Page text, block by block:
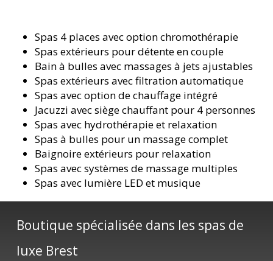
Spas 4 places avec option chromothérapie
Spas extérieurs pour détente en couple
Bain à bulles avec massages à jets ajustables
Spas extérieurs avec filtration automatique
Spas avec option de chauffage intégré
Jacuzzi avec siège chauffant pour 4 personnes
Spas avec hydrothérapie et relaxation
Spas à bulles pour un massage complet
Baignoire extérieurs pour relaxation
Spas avec systèmes de massage multiples
Spas avec lumière LED et musique
Boutique spécialisée dans les spas de
luxe Brest